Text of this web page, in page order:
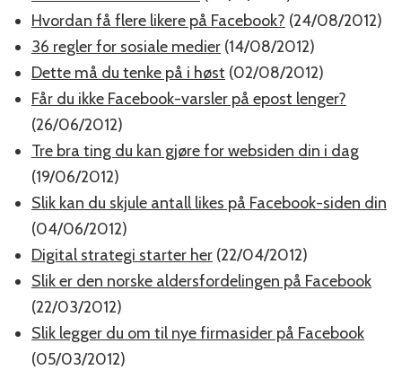
Hvordan få flere likere på Facebook? (24/08/2012)
36 regler for sosiale medier (14/08/2012)
Dette må du tenke på i høst (02/08/2012)
Får du ikke Facebook-varsler på epost lenger?
(26/06/2012)
Tre bra ting du kan gjøre for websiden din i dag
(19/06/2012)
Slik kan du skjule antall likes på Facebook-siden din
(04/06/2012)
Digital strategi starter her (22/04/2012)
Slik er den norske aldersfordelingen på Facebook
(22/03/2012)
Slik legger du om til nye firmasider på Facebook
(05/03/2012)